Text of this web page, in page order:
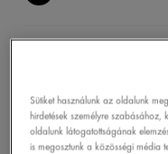
KLINIKAILAG
Sütiket használunk az oldalunk
hirdetések személyre
oldalunk látogatottságának
is megosztunk a közösségi média